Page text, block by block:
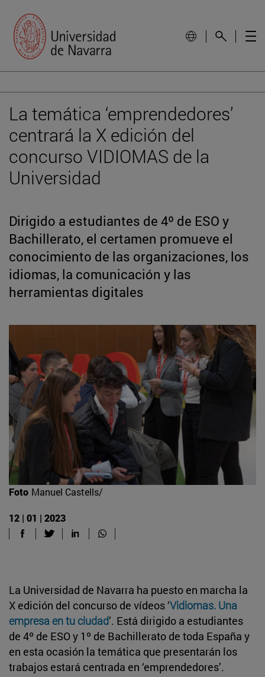
La temática ‘emprendedores’
centrará la X edición del
concurso VIDIOMAS de la
Universidad
Dirigido a estudiantes de 4º de ESO y
Bachillerato, el certamen promueve el
conocimiento de las organizaciones, los
idiomas, la comunicación y las
herramientas digitales
Foto Manuel Castells/
12 | 01 | 2023
La Universidad de Navarra ha puesto en marcha la
X edición del concurso de vídeos ‘Vidiomas. Una
empresa en tu ciudad’. Está dirigido a estudiantes
de 4º de ESO y 1º de Bachillerato de toda España y
en esta ocasión la temática que presentarán los
trabajos estará centrada en ‘emprendedores’.